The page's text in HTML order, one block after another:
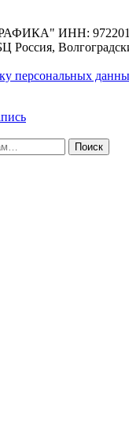
ИНН:
Россия,
персональных
Поиск